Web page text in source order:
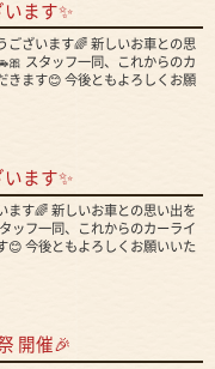
ます✨
ございます🌈 新しいお車との思
スタッフ一同、これからのカ
きます😊 今後ともよろしくお願
ます✨
ます🌈 新しいお車との思い出を
ッフ一同、これからのカーライ
😊 今後ともよろしくお願いいた
開催🎉